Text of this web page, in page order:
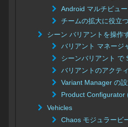
Android マルチビュー
チームの拡大に役立
シーン バリアントを操作
バリアント マネージ
シーンバリアント で
バリアントのアクテ
Variant Manager の
Product Configurator
Vehicles
Chaos モジュラービ